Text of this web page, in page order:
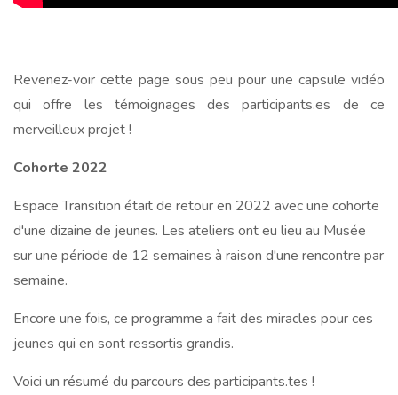
Revenez-voir cette page sous peu pour une capsule vidéo
qui offre les témoignages des participants.es de ce
merveilleux projet !
Cohorte 2022
Espace Transition était de retour en 2022 avec une cohorte
d'une dizaine de jeunes. Les ateliers ont eu lieu au Musée
sur une période de 12 semaines à raison d'une rencontre par
semaine.
Encore une fois, ce programme a fait des miracles pour ces
jeunes qui en sont ressortis grandis.
Voici un résumé du parcours des participants.tes !